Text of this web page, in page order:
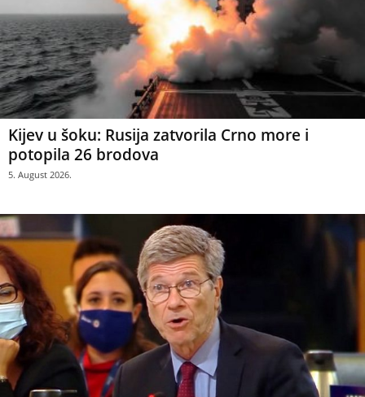
Kijev u šoku: Rusija zatvorila Crno more i
potopila 26 brodova
5. August 2026.